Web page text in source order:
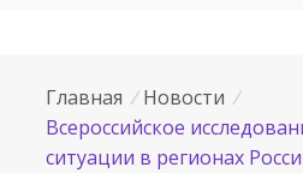
Главная / Новости /
Всероссийское
ситуации в регионах